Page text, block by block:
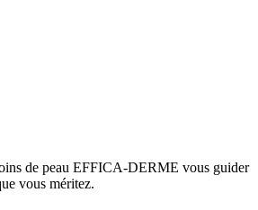
de peau EFFICA-DERME vous guider
vous méritez.